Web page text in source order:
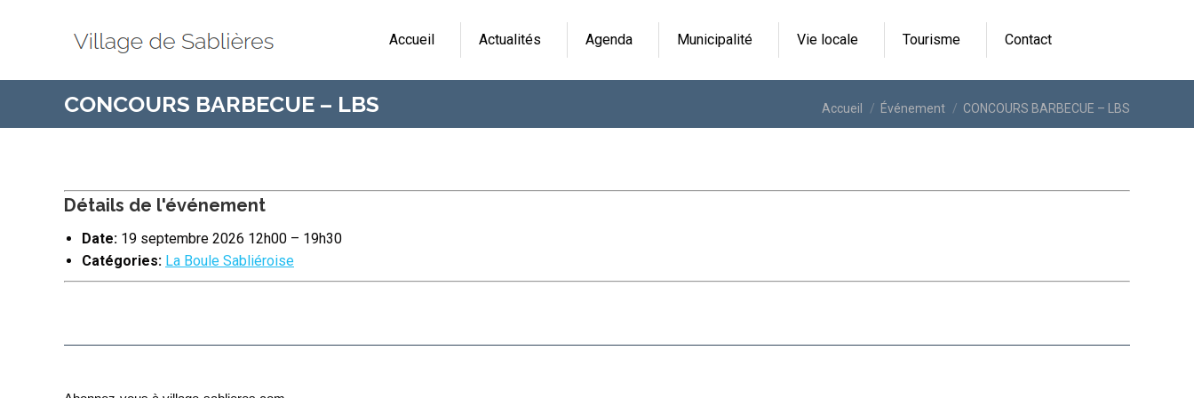
Accueil Actualités Agenda Municipalité Vie locale Tourisme Contact
CONCOURS BARBECUE – LBS Vous êtes ici :
Accueil Événement CONCOURS BARBECUE – LBS
Détails de l'événement
Date: 19 septembre 2026 12h00 – 19h30
Catégories: La Boule Sabliéroise